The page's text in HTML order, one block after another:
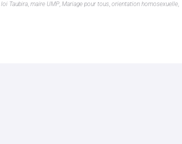
loi Taubira, maire UMP, Mariage pour tous, orientation homosexuelle,